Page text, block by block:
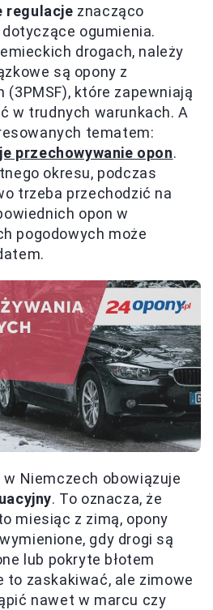
regulacje znacząco
ogumienia.
drogach, należy
są opony z
które zapewniają
w trudnych warunkach. A
tematem:
przechowywanie opon.
okresu, podczas
trzeba przechodzić na
opon w
pogodowych może
Niemczech obowiązuje
. To oznacza, że
miesiąc z zimą, opony
gdy drogi są
lub pokryte błotem
to zaskakiwać, ale zimowe
nawet w marcu czy